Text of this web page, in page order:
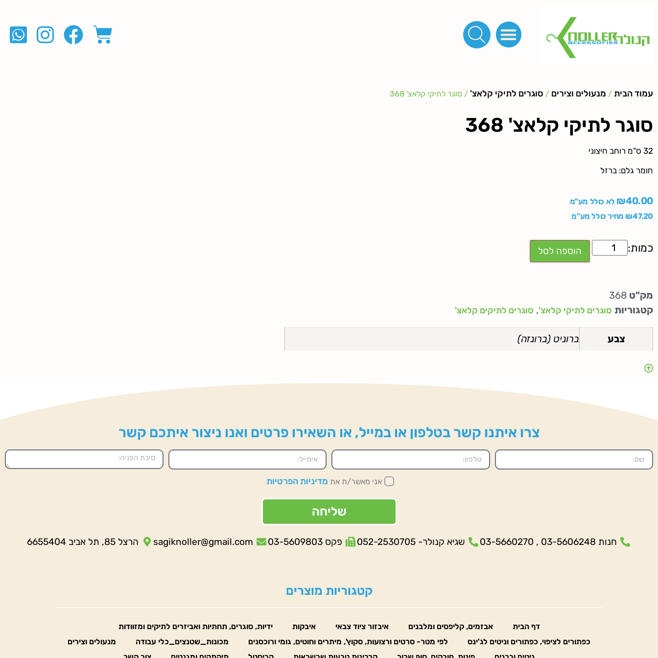
עמוד הבית / מנעולים וצירים / סוגרים לתיקי קלאצ' / סוגר לתיקי קלאצ' 368
סוגר לתיקי קלאצ' 368
32 ס"מ רוחב חיצוני
חומר גלם: ברזל
₪40.00
לא כולל מע"מ
₪47.20 מחיר כולל מע"מ
הוספה לסל
מק"ט 368
קטגוריות סוגרים לתיקי קלאצ', סוגרים לתיקים קלאצ'
צבע ברוניט (ברונזה)
צרו איתנו קשר בטלפון או במייל, או השאירו פרטים ואנו ניצור איתכם קשר
אני מאשר/ת את מדיניות הפרטיות
שליחה
חנות 03-5606248 , 03-5660270 שגיא קנולר- 052-2530705 פקס 03-5609803 sagiknoller@gmail.com הרצל 85, תל אביב 6655404
קטגוריות מוצרים
דף הבית אבזמים, קליפסים ומלבנים איבזור ציוד צבאי איבקות
ידיות, סוגרים, תחתיות ואביזרים לתיקים ומזוודות
כפתורים לציפוי, כפתורים וניטים לג'ינס
לפי מטר- סרטים ורצועות, סקוץ', מיתרים וחוטים, גומי ורוכסנים מכונות_שטנצים_כלי עבודה
מנעולים וצירים